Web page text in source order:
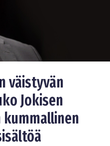
väistyvän
Jokisen